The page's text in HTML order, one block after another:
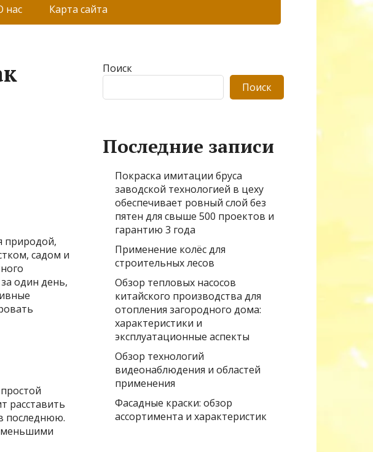
нас Карта сайта
природой,
садом и
один день,
расставить
последнюю.
меньшими
Поиск
Поиск
Последние записи
Покраска имитации бруса
заводской технологией в цеху
обеспечивает ровный слой без
пятен для свыше 500 проектов и
гарантию 3 года
Применение колёс для
строительных лесов
Обзор тепловых насосов
китайского производства для
отопления загородного дома:
характеристики и
эксплуатационные аспекты
Обзор технологий
видеонаблюдения и областей
применения
Фасадные краски: обзор
ассортимента и характеристик